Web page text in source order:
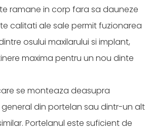
ramane in corp fara sa dauneze
calitati ale sale permit fuzionarea
osului maxilarului si implant,
maxima pentru un nou dinte
se monteaza deasupra
din portelan sau dintr-un alt
Portelanul este suficient de